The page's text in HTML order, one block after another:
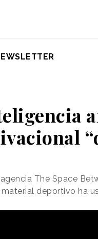
The Space
deportivo ha